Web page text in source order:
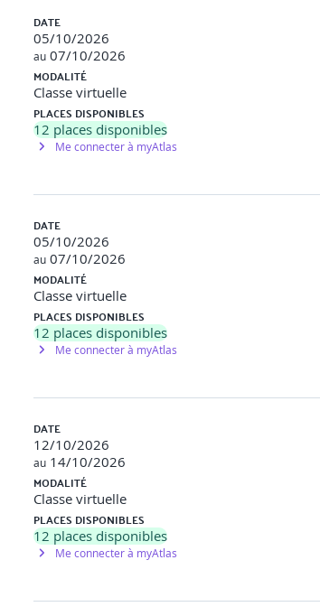
(structure, types de questions)
la certification PECB Risk Manager ISO/IEC
en s’inscrivant sur le site de PECB après avoir
l’année
formation et le passage de la certification
DATE
05/10/2026
au 07/10/2026
MODALITÉ
Classe virtuelle
PLACES DISPONIBLES
12 places disponibles
Me connecter à myAtlas
DATE
05/10/2026
au 07/10/2026
MODALITÉ
Classe virtuelle
PLACES DISPONIBLES
12 places disponibles
Me connecter à myAtlas
DATE
12/10/2026
au 14/10/2026
MODALITÉ
Classe virtuelle
PLACES DISPONIBLES
12 places disponibles
Me connecter à myAtlas